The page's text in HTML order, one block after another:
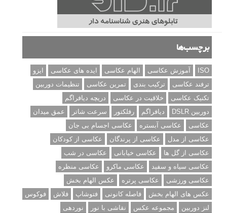
برچسب‌ها
ISO آموزش عکاسی الهام عکاسی ایده های عکاسی
ایزو
ترفند عکاسی
ترکیب بندی تمرین عکاسی
تنظیمات دوربین
تکنیک عکاسی
خلاقیت در عکاسی
دریچه دیافراگم
دوربین DSLR
دیافراگم رفلکتور سرعت شاتر
عمق میدان
عکاسی
عکاسی آبستره
عکاسی اجسام بی جان
عکاسی از مدل
عکاسی از پرندگان
عکاسی از کودکان
عکاسی از گل ها
عکاسی خیابانی
عکاسی در شب
عکاسی سیاه و سفید
عکاسی ماکرو
عکاسی منظره
عکاسی ورزشی
عکاسی پرتره
عکس الهام بخش
عکس های الهام بخش
فاصله کانونی فتوشاپ فلاش
فوکوس
لنز دوربین
مجموعه عکس نقاشی با نور
نوردهی